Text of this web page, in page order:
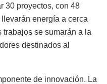
30 proyectos, con 48
energía a cerca
se sumarán a la
destinados al
de innovación. La